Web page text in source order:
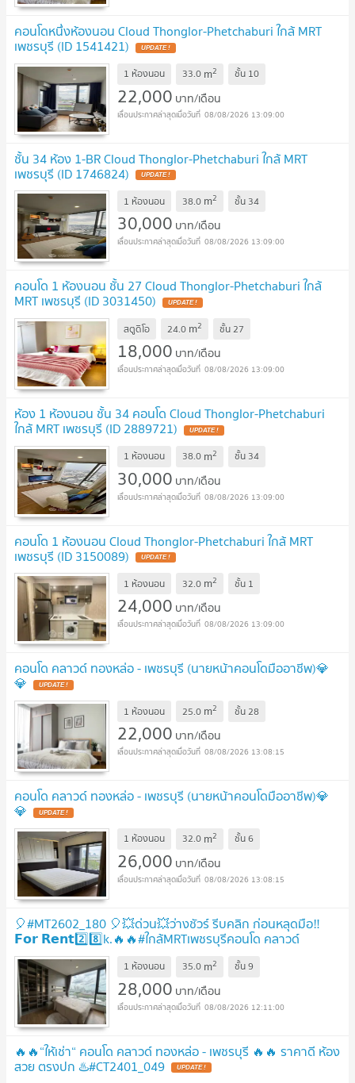
คอนโดหนึ่งห้องนอน Cloud Thonglor-Phetchaburi ใกล้ MRT
เพชรบุรี (ID 1541421)
1 ห้องนอน 33.0 m2 ชั้น 10
22,000 บาท/เดือน
08/08/2026 13:09:00
ชั้น 34 ห้อง 1-BR Cloud Thonglor-Phetchaburi ใกล้ MRT
เพชรบุรี (ID 1746824)
1 ห้องนอน 38.0 m2 ชั้น 34
30,000 บาท/เดือน
08/08/2026 13:09:00
คอนโด 1 ห้องนอน ชั้น 27 Cloud Thonglor-Phetchaburi ใกล้
MRT เพชรบุรี (ID 3031450)
สตูดิโอ 24.0 m2 ชั้น27
18,000 บาท/เดือน
08/08/2026 13:09:00
ห้อง 1 ห้องนอน ชั้น 34 คอนโด Cloud Thonglor-Phetchaburi
ใกล้ MRT เพชรบุรี (ID 2889721)
1 ห้องนอน 38.0 m2 ชั้น 34
30,000 บาท/เดือน
08/08/2026 13:09:00
คอนโด 1 ห้องนอน Cloud Thonglor-Phetchaburi ใกล้ MRT
เพชรบุรี (ID 3150089)
1 ห้องนอน 32.0 m2 ชั้น 1
24,000 บาท/เดือน
08/08/2026 13:09:00
คอนโด คลาวด์ ทองหล่อ - เพชรบุรี (นายหน้าคอนโดมืออาชีพ)💎
💎
1 ห้องนอน 25.0 m2 ชั้น28
22,000 บาท/เดือน
08/08/2026 13:08:15
คอนโด คลาวด์ ทองหล่อ - เพชรบุรี (นายหน้าคอนโดมืออาชีพ)💎
💎
1 ห้องนอน 32.0 m2 ชั้น6
26,000 บาท/เดือน
08/08/2026 13:08:15
🎈#MT2602_180 🎈💥ด่วน💥ว่างชัวร์ รีบคลิก ก่อนหลุดมือ‼️
𝗙𝗼𝗿 𝗥𝗲𝗻𝘁2️⃣8️⃣k.🔥🔥#ใกล้MRTเพชรบุรีคอนโด คลาวด์
ทองหล่อเพชรบุรี
1 ห้องนอน 35.0 m2 ชั้น9
28,000 บาท/เดือน
08/08/2026 12:11:00
🔥🔥“ให้เช่า“ คอนโด คลาวด์ ทองหล่อ - เพชรบุรี 🔥🔥 ราคาดี ห้อง
สวย ตรงปก ♨️#CT2401_049